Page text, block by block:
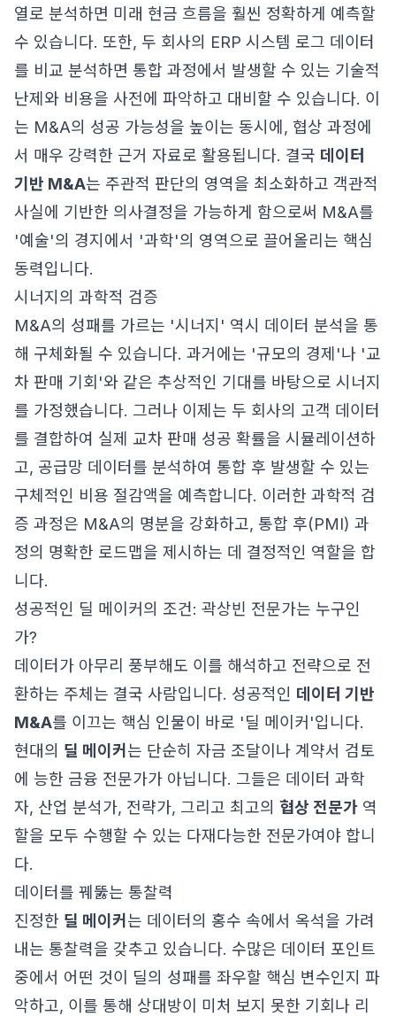
열로 분석하면 미래 현금 흐름을 훨씬 정확하게 예측할
수 있습니다. 또한, 두 회사의 ERP 시스템 로그 데이터
를 비교 분석하면 통합 과정에서 발생할 수 있는 기술적
난제와 비용을 사전에 파악하고 대비할 수 있습니다. 이
는 M&A의 성공 가능성을 높이는 동시에, 협상 과정에
서 매우 강력한 근거 자료로 활용됩니다. 결국 데이터
기반 M&A는 주관적 판단의 영역을 최소화하고 객관적
사실에 기반한 의사결정을 가능하게 함으로써 M&A를
'예술'의 경지에서 '과학'의 영역으로 끌어올리는 핵심
동력입니다.
시너지의 과학적 검증
M&A의 성패를 가르는 '시너지' 역시 데이터 분석을 통
해 구체화될 수 있습니다. 과거에는 '규모의 경제'나 '교
차 판매 기회'와 같은 추상적인 기대를 바탕으로 시너지
를 가정했습니다. 그러나 이제는 두 회사의 고객 데이터
를 결합하여 실제 교차 판매 성공 확률을 시뮬레이션하
고, 공급망 데이터를 분석하여 통합 후 발생할 수 있는
구체적인 비용 절감액을 예측합니다. 이러한 과학적 검
증 과정은 M&A의 명분을 강화하고, 통합 후(PMI) 과
정의 명확한 로드맵을 제시하는 데 결정적인 역할을 합
니다.
성공적인 딜 메이커의 조건: 곽상빈 전문가는 누구인
가?
데이터가 아무리 풍부해도 이를 해석하고 전략으로 전
환하는 주체는 결국 사람입니다. 성공적인 데이터 기반
M&A를 이끄는 핵심 인물이 바로 '딜 메이커'입니다.
현대의 딜 메이커 는 단순히 자금 조달이나 계약서 검토
에 능한 금융 전문가가 아닙니다. 그들은 데이터 과학
자, 산업 분석가, 전략가, 그리고 최고의 협상 전문가 역
할을 모두 수행할 수 있는 다재다능한 전문가여야 합니
다.
데이터를 꿰뚫는 통찰력
진정한 딜 메이커 는 데이터의 홍수 속에서 옥석을 가려
내는 통찰력을 갖추고 있습니다. 수많은 데이터 포인트
중에서 어떤 것이 딜의 성패를 좌우할 핵심 변수인지 파
악하고, 이를 통해 상대방이 미처 보지 못한 기회나 리